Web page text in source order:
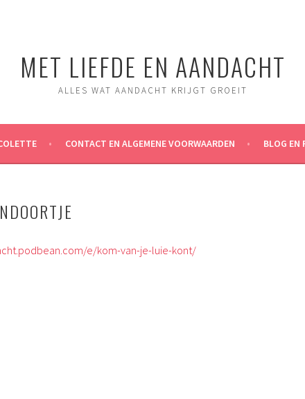
MET LIEFDE EN AANDACHT
ALLES WAT AANDACHT KRIJGT GROEIT
CONTACT EN ALGEMENE VOORWAARDEN BLOG EN
e/kom-van-je-luie-kont/